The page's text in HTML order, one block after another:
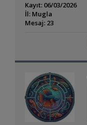
Kayıt: 06/03/2026
İl: Mugla
Mesaj: 23